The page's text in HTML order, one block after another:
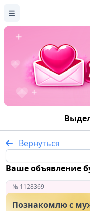
Вернуться
Ваше объявление
№ 1128369
Познакомлю с